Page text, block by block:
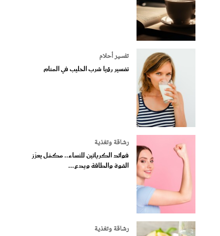
تفسير أحلام
تفسير رؤيا شرب الحليب في المنام
رشاقة وتغذية
فوائد الكرياتين للنساء.. مكمّل يعزّز
القوة والطاقة ويدع...
رشاقة وتغذية